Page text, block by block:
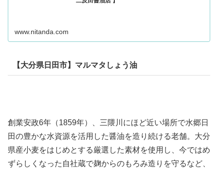
www.nitanda.com
【大分県日田市】マルマタしょう油
創業安政6年（1859年）、三隈川にほど近い場所で水郷日
田の豊かな水資源を活用した醤油を造り続ける老舗。大分
県産小麦をはじめとする厳選した素材を使用し、今ではめ
ずらしくなった自社蔵で麹からのもろみ造りを守るなど、